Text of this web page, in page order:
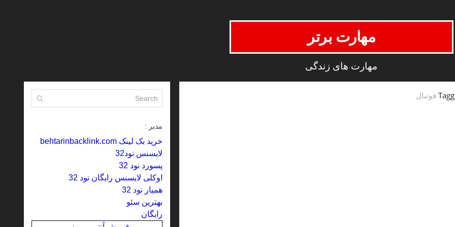
مهارت برتر
مهارت های زندگی
مدیر :
خرید بک لینک behtarinbacklink.com
لایسنس نود32
پسورد نود 32
اوکلی لایسنس رایگان نود 32
همیار نود 32
بهترین سئو
رایگان